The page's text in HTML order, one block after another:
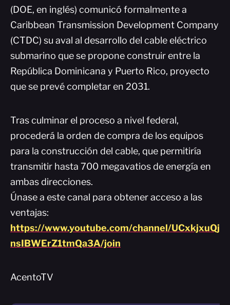
(DOE, en inglés) comunicó formalmente a
Caribbean Transmission Development Company
(CTDC) su aval al desarrollo del cable eléctrico
submarino que se propone construir entre la
República Dominicana y Puerto Rico, proyecto
que se prevé completar en 2031.
Tras culminar el proceso a nivel federal,
procederá la orden de compra de los equipos
para la construcción del cable, que permitiría
transmitir hasta 700 megavatios de energía en
ambas direcciones.
Únase a este canal para obtener acceso a las
ventajas:
https://www.youtube.com/channel/UCxkjxuQj
nsIBWErZ1tmQa3A/join
AcentoTV